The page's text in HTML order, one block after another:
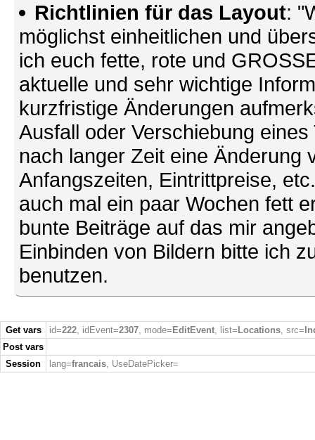
Richtlinien für das Layout:
möglichst einheitlichen und
ich euch fette, rote und
aktuelle und sehr wichtige
kurzfristige Änderungen
Ausfall oder Verschiebung
nach langer Zeit eine Änderung
Anfangszeiten, Eintrittpreise,
auch mal ein paar Wochen fett
bunte Beiträge auf das mir
Einbinden von Bildern bitte ich
benutzen.
Get vars id=222, idEvent=2307, mode= EditEvent, list= Locations, src=
Post vars
Session
lang=francais, UseDatePicker=